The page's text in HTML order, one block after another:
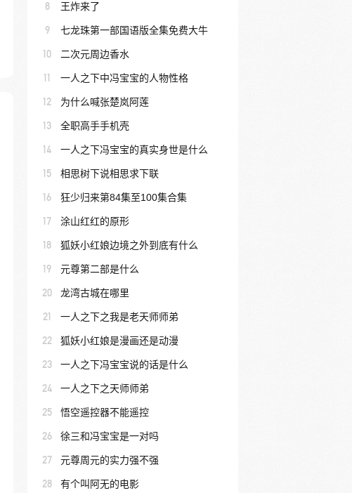
8 王炸来了
9 七龙珠第一部国语版全集免费大牛
10 二次元周边香水
11 一人之下中冯宝宝的人物性格
12 为什么喊张楚岚阿莲
13 全职高手手机壳
14 一人之下冯宝宝的真实身世是什么
15 相思树下说相思求下联
16 狂少归来第84集至100集合集
17 涂山红红的原形
18 狐妖小红娘边境之外到底有什么
19 元尊第二部是什么
20 龙湾古城在哪里
21 一人之下之我是老天师师弟
22 狐妖小红娘是漫画还是动漫
23 一人之下冯宝宝说的话是什么
24 一人之下之天师师弟
25 悟空遥控器不能遥控
26 徐三和冯宝宝是一对吗
27 元尊周元的实力强不强
28 有个叫阿无的电影